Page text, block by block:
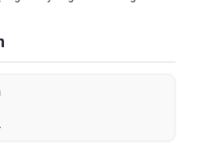
xăng, rượu, axit hữu cơ, kiềm,
chất Nitrile